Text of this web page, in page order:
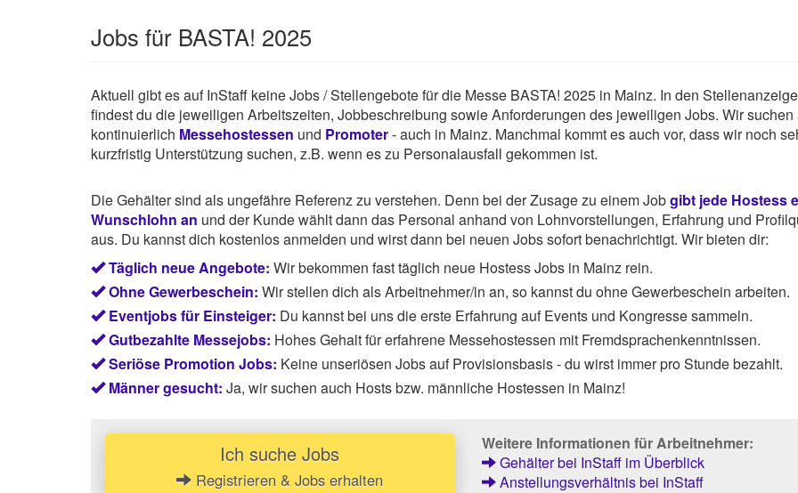
Jobs für BASTA! 2025
Aktuell gibt es auf InStaff keine Jobs / Stellengebote für die Messe BASTA! 2025 in Mainz. In den
findest du die jeweiligen Arbeitszeiten, Jobbeschreibung sowie Anforderungen des jeweiligen Jobs. Wir suchen
kontinuierlich Messehostessen und Promoter- auch in Mainz. Manchmal kommt es auch vor, dass wir noch
kurzfristig Unterstützung suchen, z.B. wenn es zu Personalausfall gekommen ist.
Die Gehälter sind als ungefähre Referenz zu verstehen. Denn bei der Zusage zu einem Jobgibt jede Hostess
Wunschlohn an und der Kunde wählt dann das Personal anhand von Lohnvorstellungen, Erfahrung und
aus. Du kannst dich kostenlos anmelden und wirst dann bei neuen Jobs sofort benachrichtigt. Wir bieten dir:
Täglich neue Angebote: Wir bekommen fast täglich neue Hostess Jobs in Mainz rein.
Ohne Gewerbeschein: Wir stellen dich als Arbeitnehmer/in an, so kannst du ohne Gewerbeschein arbeiten.
Eventjobs für Einsteiger: Du kannst bei uns die erste Erfahrung auf Events und Kongresse sammeln.
Gutbezahlte Messejobs: Hohes Gehalt für erfahrene Messehostessen mit Fremdsprachenkenntnissen.
Seriöse Promotion Jobs: Keine unseriösen Jobs auf Provisionsbasis - du wirst immer pro Stunde bezahlt.
Männer gesucht: Ja, wir suchen auch Hosts bzw. männliche Hostessen in Mainz!
Ich suche Jobs
Registrieren & Jobs erhalten
Weitere Informationen für Arbeitnehmer:
Gehälter bei InStaff im Überblick
Anstellungsverhältnis bei InStaff